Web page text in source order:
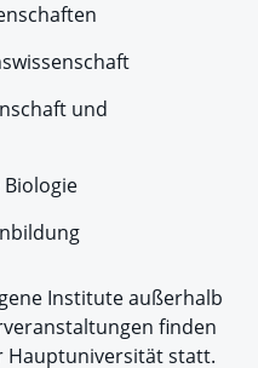
und
Institute außerhalb
finden
Hauptuniversität statt.